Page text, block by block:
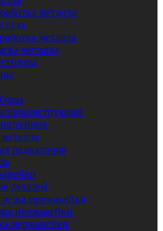
металла
металла
металла
радиаторов
деталей
нержавейки
нержавейки
нержавейки